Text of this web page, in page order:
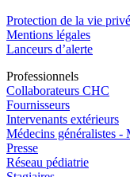
Protection de la vie
Mentions légales
Lanceurs d’alerte
Professionnels
Collaborateurs CHC
Fournisseurs
Intervenants extérieurs
Médecins généralistes -
Presse
Réseau pédiatrie